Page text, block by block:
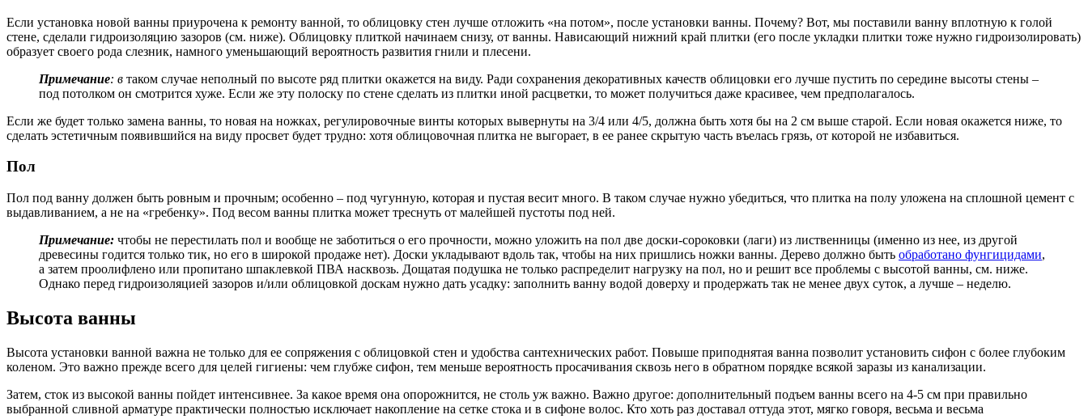
Если установка новой ванны приурочена к ремонту ванной, то облицовку стен лучше отложить «на потом», после установки ванны. Почему? Вот, мы поставили ванну вплотную к голой
стене, сделали гидроизоляцию зазоров (см. ниже). Облицовку плиткой начинаем снизу, от ванны. Нависающий нижний край плитки (его после укладки плитки тоже нужно гидроизолировать)
образует своего рода слезник, намного уменьшающий вероятность развития гнили и плесени.
Примечание: в таком случае неполный по высоте ряд плитки окажется на виду. Ради сохранения декоративных качеств облицовки его лучше пустить по середине высоты стены –
под потолком он смотрится хуже. Если же эту полоску по стене сделать из плитки иной расцветки, то может получиться даже красивее, чем предполагалось.
Если же будет только замена ванны, то новая на ножках, регулировочные винты которых вывернуты на 3/4 или 4/5, должна быть хотя бы на 2 см выше старой. Если новая окажется ниже, то
сделать эстетичным появившийся на виду просвет будет трудно: хотя облицовочная плитка не выгорает, в ее ранее скрытую часть въелась грязь, от которой не избавиться.
Пол
Пол под ванну должен быть ровным и прочным; особенно – под чугунную, которая и пустая весит много. В таком случае нужно убедиться, что плитка на полу уложена на сплошной цемент с
выдавливанием, а не на «гребенку». Под весом ванны плитка может треснуть от малейшей пустоты под ней.
Примечание: чтобы не перестилать пол и вообще не заботиться о его прочности, можно уложить на пол две доски-сороковки (лаги) из лиственницы (именно из нее, из другой
древесины годится только тик, но его в широкой продаже нет). Доски укладывают вдоль так, чтобы на них пришлись ножки ванны. Дерево должно быть обработано фунгицидами,
а затем проолифлено или пропитано шпаклевкой ПВА насквозь. Дощатая подушка не только распределит нагрузку на пол, но и решит все проблемы с высотой ванны, см. ниже.
Однако перед гидроизоляцией зазоров и/или облицовкой доскам нужно дать усадку: заполнить ванну водой доверху и продержать так не менее двух суток, а лучше – неделю.
Высота ванны
Высота установки ванной важна не только для ее сопряжения с облицовкой стен и удобства сантехнических работ. Повыше приподнятая ванна позволит установить сифон с более глубоким
коленом. Это важно прежде всего для целей гигиены: чем глубже сифон, тем меньше вероятность просачивания сквозь него в обратном порядке всякой заразы из канализации.
Затем, сток из высокой ванны пойдет интенсивнее. За какое время она опорожнится, не столь уж важно. Важно другое: дополнительный подъем ванны всего на 4-5 см при правильно
выбранной сливной арматуре практически полностью исключает накопление на сетке стока и в сифоне волос. Кто хоть раз доставал оттуда этот, мягко говоря, весьма и весьма